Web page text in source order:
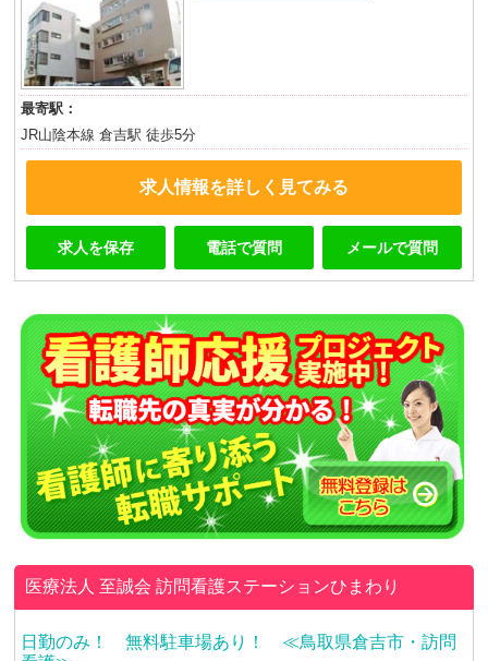
最寄駅：
JR山陰本線 倉吉駅 徒歩5分
求人情報を詳しく見てみる
求人を保存 電話で質問 メールで質問
医療法人 至誠会訪問看護ステーションひまわり
日勤のみ！ 無料駐車場あり！ ≪鳥取県倉吉市・訪問